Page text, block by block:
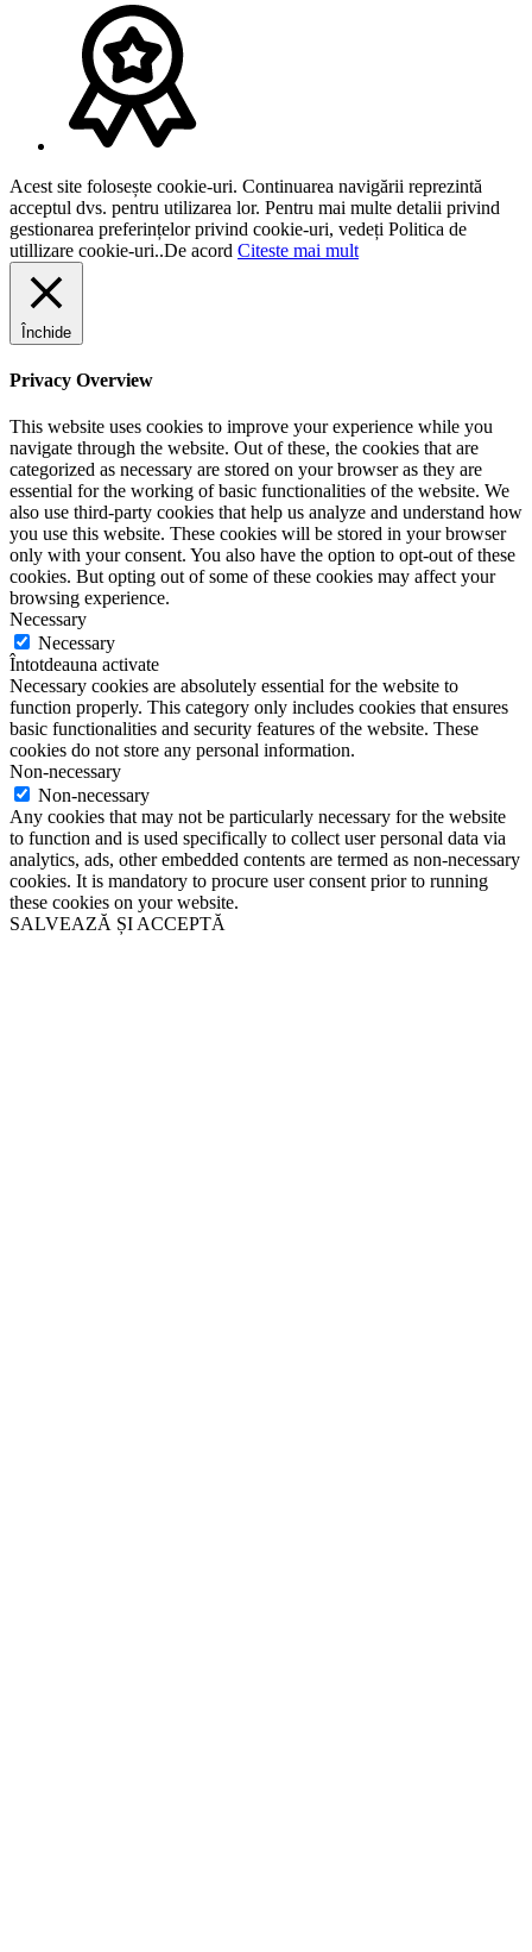
Acest site folosește cookie-uri. Continuarea navigării reprezintă
acceptul dvs. pentru utilizarea lor. Pentru mai multe detalii privind
gestionarea preferințelor privind cookie-uri, vedeți Politica de
utillizare cookie-uri..De acord Citeste mai mult
Închide
Privacy Overview
This website uses cookies to improve your experience while you
navigate through the website. Out of these, the cookies that are
categorized as necessary are stored on your browser as they are
essential for the working of basic functionalities of the website. We
also use third-party cookies that help us analyze and understand how
you use this website. These cookies will be stored in your browser
only with your consent. You also have the option to opt-out of these
cookies. But opting out of some of these cookies may affect your
browsing experience.
Necessary
Necessary
Întotdeauna activate
Necessary cookies are absolutely essential for the website to
function properly. This category only includes cookies that ensures
basic functionalities and security features of the website. These
cookies do not store any personal information.
Non-necessary
Non-necessary
Any cookies that may not be particularly necessary for the website
to function and is used specifically to collect user personal data via
analytics, ads, other embedded contents are termed as non-necessary
cookies. It is mandatory to procure user consent prior to running
these cookies on your website.
SALVEAZĂ ȘI ACCEPTĂ